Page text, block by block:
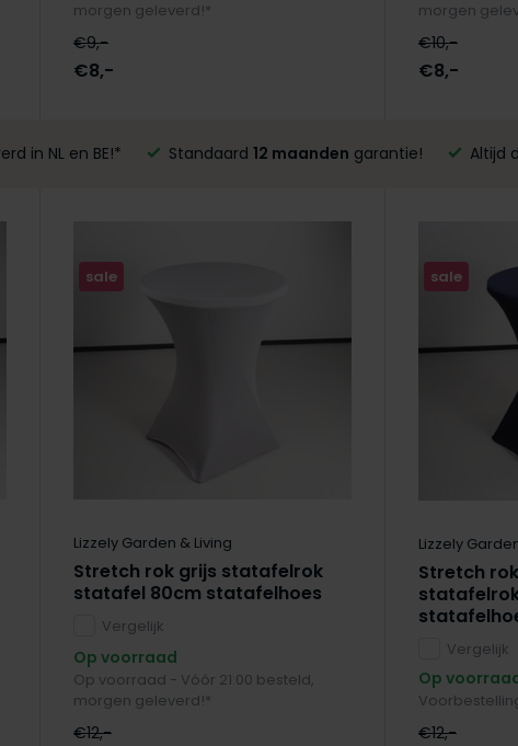
morgen geleverd!*
€9,-
€8,-
morgen
€10,-
€8,-
in NL en BE!* Standaard 12 maanden garantie! Altijd
sale
Lizzely Garden & Living
Stretch rok grijs statafelrok
statafel 80cm statafelhoes
Vergelijk
Op voorraad
Op voorraad - Vóór 21:00 besteld,
morgen geleverd!*
€12,-
sale
Lizzely
Stretch
Vergelijk
Op
€12,-